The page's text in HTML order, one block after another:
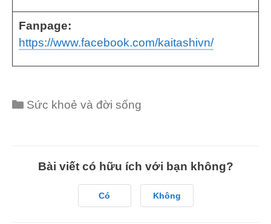
Fanpage:
https://www.facebook.com/kaitashivn/
Categories
Sức khoẻ và đời sống
Bài viết có hữu ích với bạn không?
Có Không